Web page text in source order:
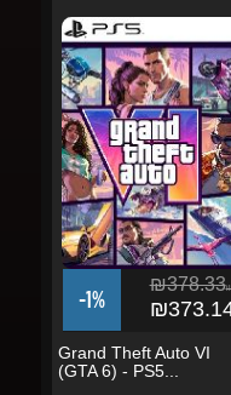
-1%
₪378.33ils
₪373.14
Grand Theft Auto VI
(GTA 6) - PS5...
הזמן